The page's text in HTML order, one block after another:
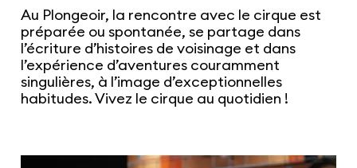
Au Plongeoir, la rencontre avec le cirque est
préparée ou spontanée, se partage dans
l’écriture d’histoires de voisinage et dans
l’expérience d’aventures couramment
singulières, à l’image d’exceptionnelles
habitudes. Vivez le cirque au quotidien !